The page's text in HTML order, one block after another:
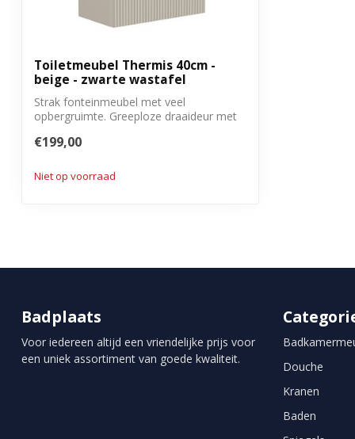
Draairichting deur
Garantie
Toiletmeubel Thermis 40cm -
beige - zwarte wastafel
Strak fonteinmeubel met veel
opbergruimte. Greeploze draaideur met
€199,00
Niet op voorraad
Badplaats
Voor iedereen altijd een vriendelijke prijs voor
een uniek assortiment van goede kwaliteit.
Douche
Kranen
Baden